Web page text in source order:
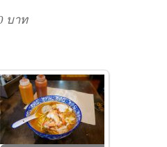
บาท